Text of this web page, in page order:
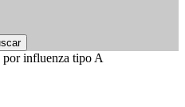
influenza tipo A